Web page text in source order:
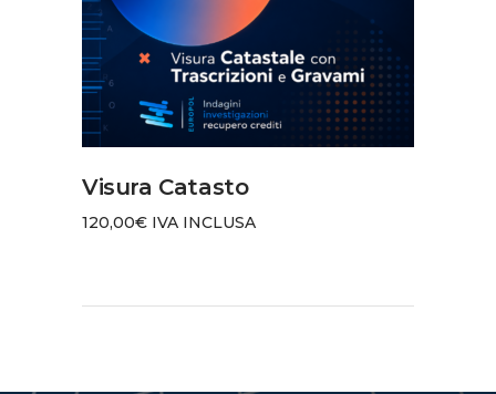
Visura Catasto
120,00€ IVA INCLUSA